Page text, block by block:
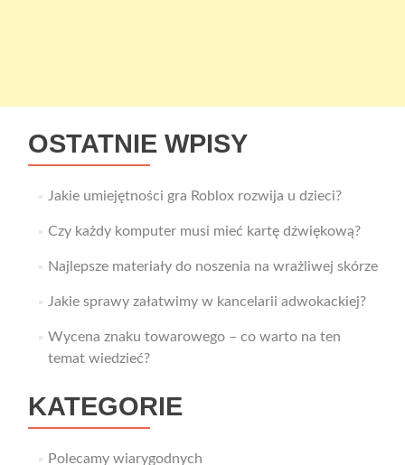
OSTATNIE WPISY
Jakie umiejętności gra Roblox rozwija u dzieci?
Czy każdy komputer musi mieć kartę dźwiękową?
Najlepsze materiały do noszenia na wrażliwej skórze
Jakie sprawy załatwimy w kancelarii adwokackiej?
Wycena znaku towarowego – co warto na ten
temat wiedzieć?
KATEGORIE
Polecamy wiarygodnych